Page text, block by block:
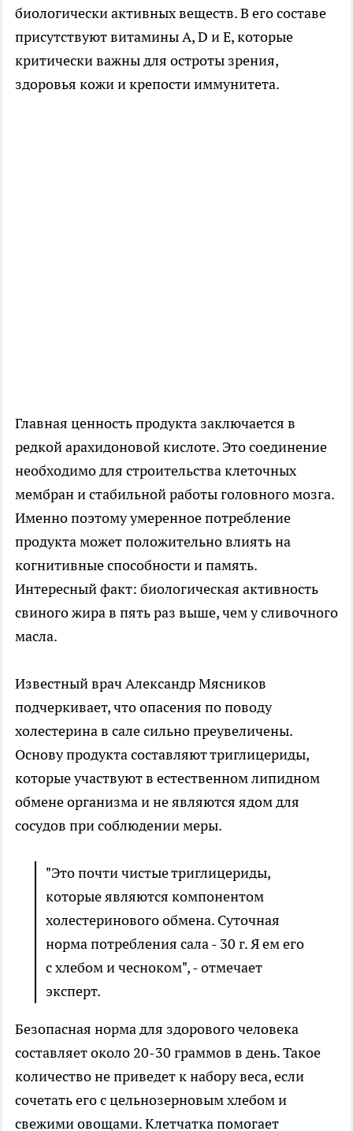
биологически активных веществ. В его составе
присутствуют витамины A, D и E, которые
критически важны для остроты зрения,
здоровья кожи и крепости иммунитета.
Главная ценность продукта заключается в
редкой арахидоновой кислоте. Это соединение
необходимо для строительства клеточных
мембран и стабильной работы головного мозга.
Именно поэтому умеренное потребление
продукта может положительно влиять на
когнитивные способности и память.
Интересный факт: биологическая активность
свиного жира в пять раз выше, чем у сливочного
масла.
Известный врач Александр Мясников
подчеркивает, что опасения по поводу
холестерина в сале сильно преувеличены.
Основу продукта составляют триглицериды,
которые участвуют в естественном липидном
обмене организма и не являются ядом для
сосудов при соблюдении меры.
"Это почти чистые триглицериды,
которые являются компонентом
холестеринового обмена. Суточная
норма потребления сала - 30 г. Я ем его
с хлебом и чесноком", - отмечает
эксперт.
Безопасная норма для здорового человека
составляет около 20-30 граммов в день. Такое
количество не приведет к набору веса, если
сочетать его с цельнозерновым хлебом и
свежими овощами. Клетчатка помогает